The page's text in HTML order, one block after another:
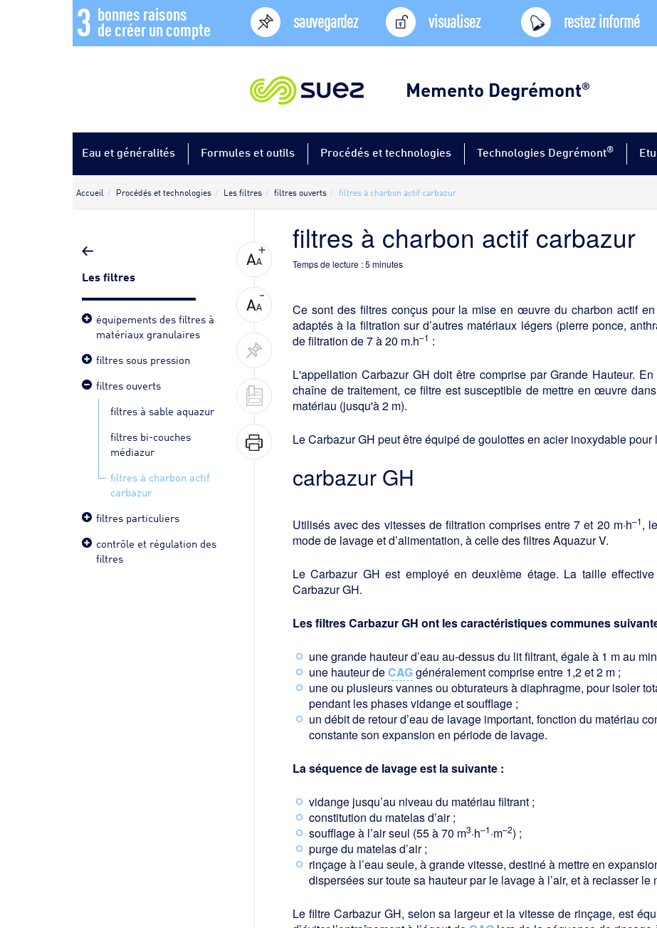
3 bonnes raisons
de créer un compte sauvegardez visualisez restez informé
Memento Degrémont®
Eau et généralités Formules et outils Procédés et technologies Technologies Degrémont®
Accueil Procédés et technologies Les filtres filtres ouverts filtres à charbon actif carbazur
Les filtres
équipements des filtres à
matériaux granulaires
filtres sous pression
filtres ouverts
filtres à sable aquazur
filtres bi-couches
médiazur
filtres à charbon actif
carbazur
filtres particuliers
contrôle et régulation des
filtres
filtres à charbon actif carbazur
Temps de lecture :5 minutes
Ce sont des filtres conçus pour la mise en œuvre du charbon actif
adaptés à la filtration sur d’autres matériaux légers (pierre ponce,
de filtration de 7 à 20 m.h–1 :
L'appellation Carbazur GH doit être comprise par Grande Hauteur.
chaîne de traitement, ce filtre est susceptible de mettre en œuvre
matériau (jusqu'à 2 m).
Le Carbazur GH peut être équipé de goulottes en acier inoxydable
carbazur GH
Utilisés avec des vitesses de filtration comprises entre 7 et 20 m·h–1,
mode de lavage et d’alimentation, à celle des filtres Aquazur V.
Le Carbazur GH est employé en deuxième étage. La taille
Carbazur GH.
Les filtres Carbazur GH ont les caractéristiques communes
une grande hauteur d’eau au-dessus du lit filtrant, égale à 1 m au
une hauteur deCAGgénéralement comprise entre 1,2 et 2 m ;
une ou plusieurs vannes ou obturateurs à diaphragme, pour isoler
pendant les phases vidange et soufflage ;
un débit de retour d’eau de lavage important, fonction du matériau
constante son expansion en période de lavage.
La séquence de lavage est la suivante :
vidange jusqu’au niveau du matériau filtrant ;
constitution du matelas d’air ;
soufflage à l’air seul (55 à 70 m3·h–1·m–2) ;
purge du matelas d’air ;
rinçage à l’eau seule, à grande vitesse, destiné à mettre en
dispersées sur toute sa hauteur par le lavage à l’air, et à reclasser le
Le filtre Carbazur GH, selon sa largeur et la vitesse de rinçage, est